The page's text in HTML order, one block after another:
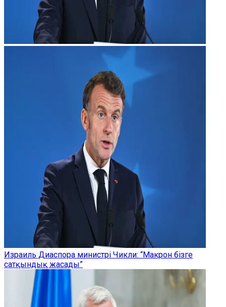
Израиль Диаспора министрі Чикли: “Макрон бізге
сатқындық жасады”